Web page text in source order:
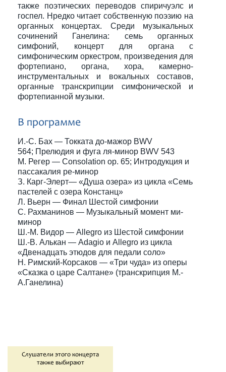
также поэтических переводов спиричуэлс и
госпел. Нредко читает собственную поэзию на
органных концертах. Среди музыкальных
сочинений Ганелина: семь органных
симфоний, концерт для органа с
симфоническим оркестром, произведения для
фортепиано, органа, хора, камерно-
инструментальных и вокальных составов,
органные транскрипции симфонической и
фортепианной музыки.
В программе
И.-С. Бах — Токката до-мажор BWV
564; Прелюдия и фуга ля-минор BWV 543
М. Регер — Consolation op. 65; Интродукция и
пассакалия ре-минор
З. Карг-Элерт— «Душа озера» из цикла «Семь
пастелей с озера Констанц»
Л. Вьерн — Финал Шестой симфонии
С. Рахманинов — Музыкальный момент ми-
минор
Ш.-М. Видор — Allegro из Шестой симфонии
Ш.-В. Алькан — Adagio и Allegro из цикла
«Двенадцать этюдов для педали соло»
Н. Римский-Корсаков — «Три чуда» из оперы
«Сказка о царе Салтане» (транскрипция М.-
А.Ганелина)
Слушатели этого концерта
также выбирают